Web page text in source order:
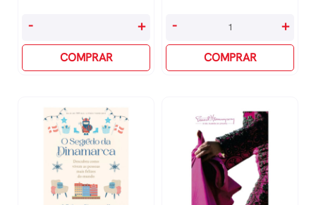
Baratas
- +
COMPRAR
O
quantidade
- +
COMPRAR